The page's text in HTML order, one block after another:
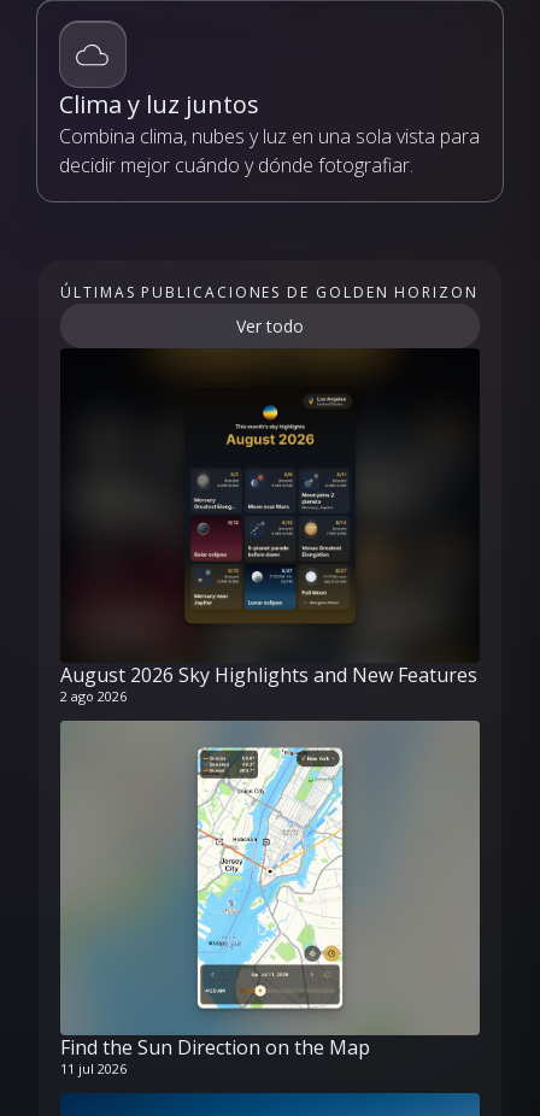
Clima y luz juntos
Combina clima, nubes y luz en una sola vista para
decidir mejor cuándo y dónde fotografiar.
ÚLTIMAS PUBLICACIONES DE GOLDEN HORIZON
Ver todo
August 2026 Sky Highlights and New Features
2 ago 2026
Find the Sun Direction on the Map
11 jul 2026